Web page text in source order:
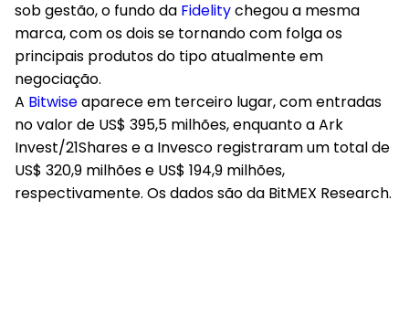
sob gestão, o fundo da Fidelitychegou a mesma
marca, com os dois se tornando com folga os
principais produtos do tipo atualmente em
negociação.
A Bitwiseaparece em terceiro lugar, com entradas
no valor de US$ 395,5 milhões, enquanto a Ark
Invest/21Shares e a Invesco registraram um total de
US$ 320,9 milhões e US$ 194,9 milhões,
respectivamente. Os dados são da BitMEX Research.